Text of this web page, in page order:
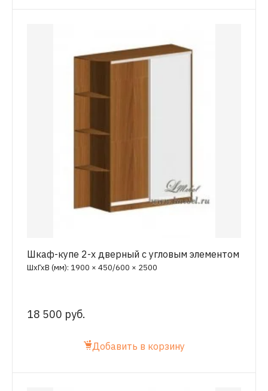
Шкаф-купе 2-х дверный с угловым элементом
ШхГхВ (мм): 1900 × 450/600 × 2500
18 500 руб.
Добавить в корзину